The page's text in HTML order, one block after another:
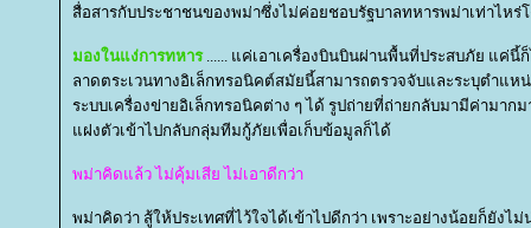
สื่อสารกับประชาชนของพม่าซึ่งไม่ค่อยชอบรัฐบาลทหารพม่าเท่าไหร่
มองในแง่การทหาร...... แค่เอาเครื่องบินบินผ่านพื้นที่ประสบภัย แค่นี้
ลาดตระเวนทางอิเล็กทรอนิคต์สมัยนี้สามารถตรวจจับและระบุตำแห
ระบบเครื่องข่ายอิเล็กทรอนิคต่าง ๆ ได้ รูปถ่ายที่ถ่ายกลับมามีค่ามาก
ฝงตัวเข้าไปกลับกลุ่มทีมกู้ภัยเพื่อเก็บข้อมูลก็ได้
พม่าคิดแล้ว ไม่คุ้มเสีย ไม่เอาดีกว่า
พม่าคิดว่า สู้ให้ประเทศที่ไว้ใจได้เข้าไปดีกว่า เพราะอย่างน้อยก็ยังไ